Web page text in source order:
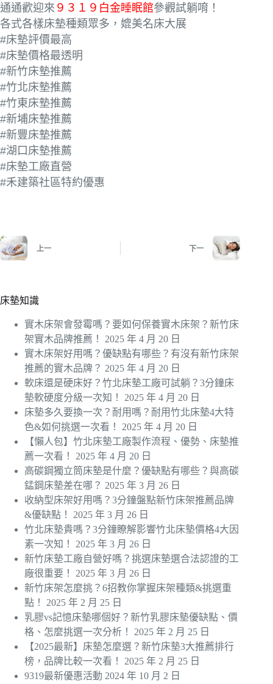
通通歡迎來 ９３１９白金睡眠館參觀試躺唷！
各式各樣床墊種類眾多，媲美名床大展
#床墊評價最高
#床墊價格最透明
#新竹床墊推薦
#竹北床墊推薦
#竹東床墊推薦
#新埔床墊推薦
#新豐床墊推薦
#湖口床墊推薦
#床墊工廠直營
#禾建築社區特約優惠
上一 下一
床墊知識
實木床架會發霉嗎？要如何保養實木床架？新竹床
架實木品牌推薦！
2025 年 4 月 20 日
實木床架好用嗎？優缺點有哪些？有沒有新竹床架
推薦的實木品牌？ 2025 年 4 月 20 日
軟床還是硬床好？竹北床墊工廠可試躺？3分鐘床
墊軟硬度分級一次知！
2025 年 4 月 20 日
床墊多久要換一次？耐用嗎？耐用竹北床墊4大特
色&如何挑選一次看！
2025 年 4 月 20 日
【懶人包】竹北床墊工廠製作流程、優勢、床墊推
薦一次看！
2025 年 4 月 20 日
高碳鋼獨立筒床墊是什麼？優缺點有哪些？與高碳
錳鋼床墊差在哪？ 2025 年 3 月 26 日
收納型床架好用嗎？3分鐘盤點新竹床架推薦品牌
&優缺點！
2025 年 3 月 26 日
竹北床墊貴嗎？3分鐘瞭解影響竹北床墊價格4大因
素一次知！
2025 年 3 月 26 日
新竹床墊工廠自營好嗎？挑選床墊選合法認證的工
廠很重要！
2025 年 3 月 26 日
新竹床架怎麼挑？6招教你掌握床架種類&挑選重
點！
2025 年 2 月 25 日
乳膠vs記憶床墊哪個好？新竹乳膠床墊優缺點、價
格、怎麼挑選一次分析！
2025 年 2 月 25 日
【2025最新】床墊怎麼選？新竹床墊3大推薦排行
榜，品牌比較一次看！
2025 年 2 月 25 日
9319最新優惠活動 2024 年 10 月 2 日